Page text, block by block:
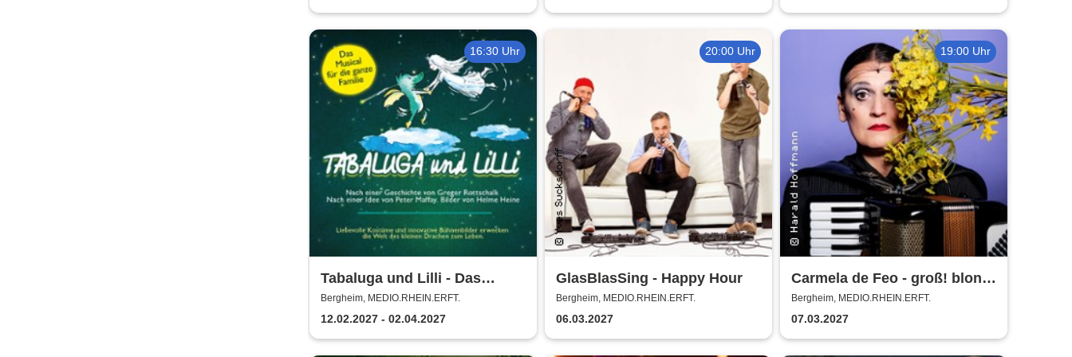
16:30 Uhr
Tabaluga und Lilli - Das
drachenstarke Musical für die
ganze Familie
Bergheim, MEDIO.RHEIN.ERFT.
12.02.2027 - 02.04.2027
20:00 Uhr
GlasBlasSing - Happy Hour
Bergheim, MEDIO.RHEIN.ERFT.
06.03.2027
19:00 Uhr
Carmela de Feo - groß! blond!
erfolgreich!
Bergheim, MEDIO.RHEIN.ERFT.
07.03.2027